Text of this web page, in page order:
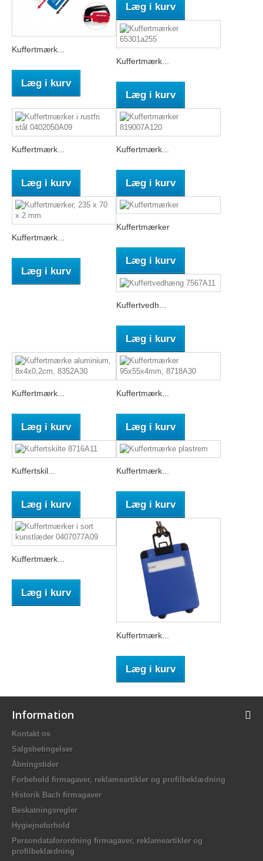
Kuffertmærk...
Læg i kurv
Læg i kurv
Kuffertmærk...
Læg i kurv
Kuffertmærk...
Læg i kurv
Kuffertmærk...
Læg i kurv
Kuffertmærk...
Læg i kurv
Kuffertmærker
Læg i kurv
Kuffertvedh...
Læg i kurv
Kuffertmærk...
Læg i kurv
Kuffertmærk...
Læg i kurv
Kuffertskil...
Læg i kurv
Kuffertmærk...
Læg i kurv
Kuffertmærk...
Læg i kurv
Kuffertmærk...
Læg i kurv
Information
Kontakt os
Salgsbetingelser
Åbningstider
Forbehold firmagaver, reklameartikler og profilbeklædning
Historik Bach firmagaver
Beskatningsregler
Hygiejneforhold
Persondataforordning firmagaver, reklameartikler og
profilbeklædning